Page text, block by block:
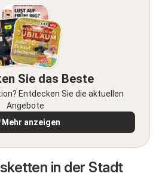
Sie das Beste
Entdecken Sie die aktuellen
Angebote
Mehr anzeigen
in der Stadt